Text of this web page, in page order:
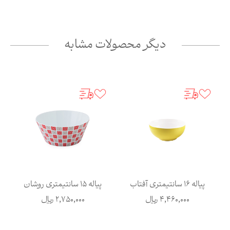
دیگر محصولات مشابه
پیاله 16 سانتیمتری آفتاب
4,460,000ریال
پیاله 15 سانتیمتری روشان
2,750,000ریال